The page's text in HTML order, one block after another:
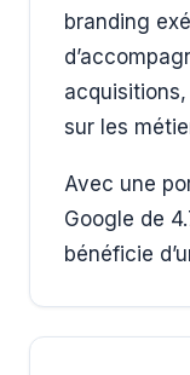
branding
sur les
Avec une
Google de
bénéficie